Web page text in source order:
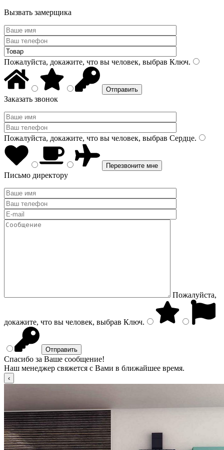
Вызвать замерщика
Пожалуйста, докажите, что вы человек, выбрав Ключ.
Заказать звонок
Пожалуйста, докажите, что вы человек, выбрав Сердце.
Письмо директору
Пожалуйста,
докажите, что вы человек, выбрав Ключ.
Спасибо за Ваше сообщение!
Наш менеджер свяжется с Вами в ближайшее время.